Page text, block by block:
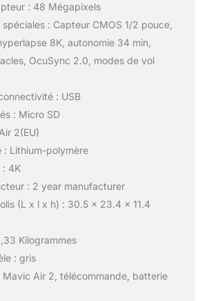
: 48 Mégapixels
: Capteur CMOS 1/2 pouce,
8K, autonomie 34 min,
OcuSync 2.0, modes de vol
: USB
: Micro SD
2(EU)
Lithium-polymère
: 4K
: 2 year manufacturer
(L x l x h) : 30.5 x 23.4 x 11.4
Kilogrammes
: gris
Mavic Air 2, télécommande, batterie